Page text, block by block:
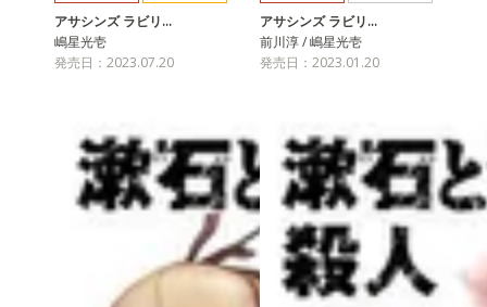
アサシンズ ラビリ…
嶋星光壱
発売日：2023.07.20
アサシンズ ラビリ…
前川淳 / 嶋星光壱
発売日：2023.01.20